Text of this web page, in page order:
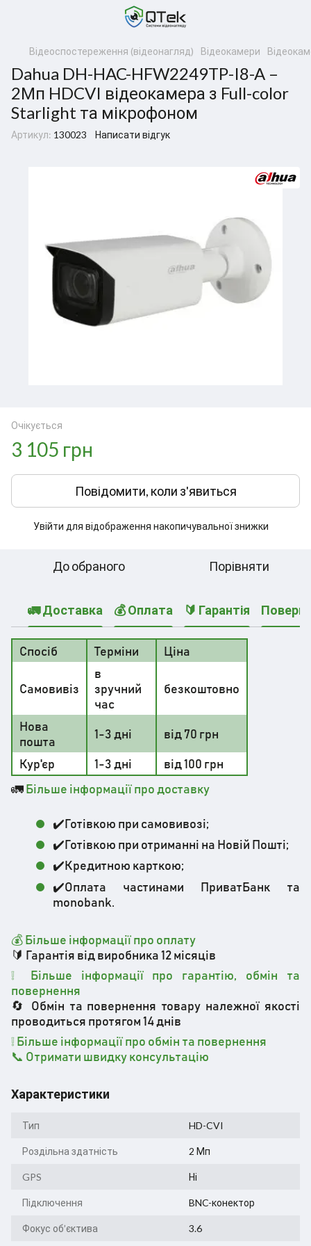
Відеоспостереження (відеонагляд) Відеокамери
Dahua DH-HAC-HFW2249TP-I8-A –
2Мп HDCVI відеокамера з Full-color
Starlight та мікрофоном
Артикул: 130023 Написати відгук
Очікується
3 105 грн
Повідомити, коли з'явиться
Увійти для відображення накопичувальної знижки
До обраного Порівняти
🚛 Доставка 💰 Оплата 🔰 Гарантія
Спосіб Терміни Ціна
Самовивіз
в
зручний
час
безкоштовно
Нова
пошта
1-3 дні
від 70 грн
Кур'єр
1-3 дні
від 100 грн
🚛Більше інформації про доставку
✔️Готівкою при самовивозі;
✔️Готівкою при отриманні на Новій Пошті;
✔️Кредитною карткою;
✔️Оплата частинами ПриватБанк та
monobank.
💰 Більше інформації про оплату
🔰 Гарантія від виробника 12 місяців
❕ Більше інформації про гарантію, обмін та
повернення
🔄 Обмін та повернення товару належної якості
проводиться протягом 14 днів
❕ Більше інформації про обмін та повернення
📞 Отримати швидку консультацію
Характеристики
Тип HD-CVI
Роздільна здатність 2 Мп
GPS Ні
Підключення BNC-конектор
Фокус об’єктива 3.6